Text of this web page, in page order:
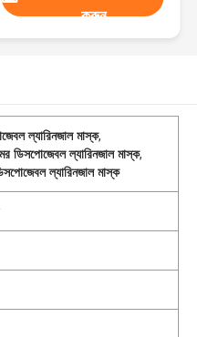
করুন
ল্যারিনজাল মাস্ক,
ডিসপোজেবল ল্যারিনজাল মাস্ক,
ল্যারিনজাল মাস্ক